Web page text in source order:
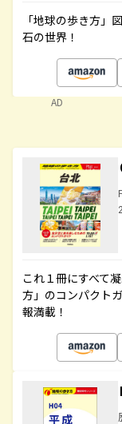
「地球の歩き方」
石の世界！
AD
これ１冊にすべて
方」のコンパクト
報満載！